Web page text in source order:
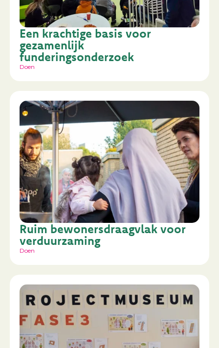
Een krachtige basis voor
gezamenlijk
funderingsonderzoek
Doen
Ruim bewonersdraagvlak voor
verduurzaming
Doen